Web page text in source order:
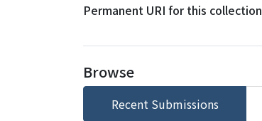
Permanent URI for this collection
Browse
Recent Submissions